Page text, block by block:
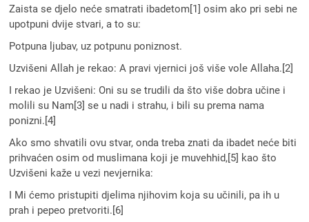
Zaista se djelo neće smatrati ibadetom[1] osim ako pri sebi ne
upotpuni dvije stvari, a to su:
Potpuna ljubav, uz potpunu poniznost.
Uzvišeni Allah je rekao: A pravi vjernici još više vole Allaha.[2]
I rekao je Uzvišeni: Oni su se trudili da što više dobra učine i
molili su Nam[3] se u nadi i strahu, i bili su prema nama
ponizni.[4]
Ako smo shvatili ovu stvar, onda treba znati da ibadet neće biti
prihvaćen osim od muslimana koji je muvehhid,[5] kao što
Uzvišeni kaže u vezi nevjernika:
I Mi ćemo pristupiti djelima njihovim koja su učinili, pa ih u
prah i pepeo pretvoriti.[6]